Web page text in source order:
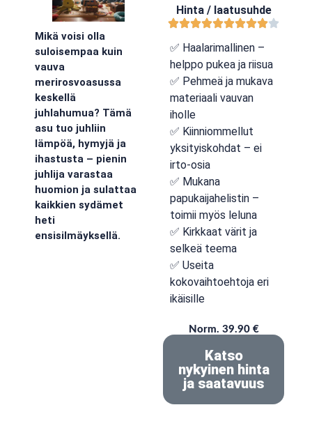
Mikä voisi olla
suloisempaa kuin
vauva
merirosvoasussa
keskellä
juhlahumua? Tämä
asu tuo juhliin
lämpöä, hymyjä ja
ihastusta – pienin
juhlija varastaa
huomion ja sulattaa
kaikkien sydämet
heti
ensisilmäyksellä.
Hinta / laatusuhde
✅ Haalarimallinen –
helppo pukea ja riisua
✅ Pehmeä ja mukava
materiaali vauvan
iholle
✅ Kiinniommellut
yksityiskohdat – ei
irto-osia
✅ Mukana
papukaijahelistin –
toimii myös leluna
✅ Kirkkaat värit ja
selkeä teema
✅ Useita
kokovaihtoehtoja eri
ikäisille
Norm. 39.90 €
Katso
nykyinen hinta
ja saatavuus